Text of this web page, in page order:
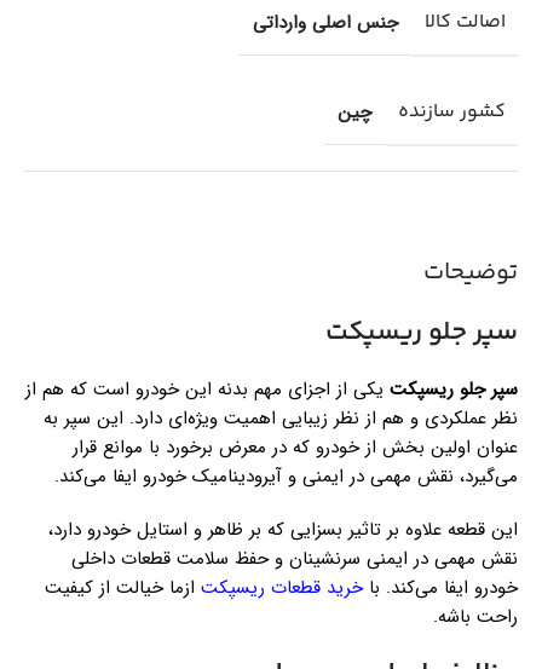
توضیحات
سپر جلو ریسپکت
سپر جلو ریسپکت یکی از اجزای مهم بدنه این خودرو است که هم از
نظر عملکردی و هم از نظر زیبایی اهمیت ویژه‌ای دارد. این سپر به
عنوان اولین بخش از خودرو که در معرض برخورد با موانع قرار
می‌گیرد، نقش مهمی در ایمنی و آیرودینامیک خودرو ایفا می‌کند.
این قطعه علاوه بر تاثیر بسزایی که بر ظاهر و استایل خودرو دارد،
نقش مهمی در ایمنی سرنشینان و حفظ سلامت قطعات داخلی
خودرو ایفا می‌کند. باخرید قطعات ریسپکت ازما خیالت از کیفیت
راحت باشه.
اصالت کالا جنس اصلی وارداتی
کشور سازنده چین